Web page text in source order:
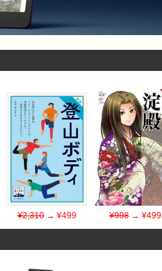
¥2,310 → ¥499 ¥998→ ¥499